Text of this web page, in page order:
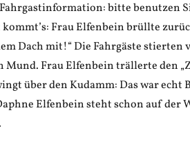
bitte benutzen
kommt’s: Frau Elfenbein brüllte
Dach mit!“ Die Fahrgäste stierten
Mund. Frau Elfenbein trällerte den
über den Kudamm: Das war echt
Elfenbein steht schon auf der